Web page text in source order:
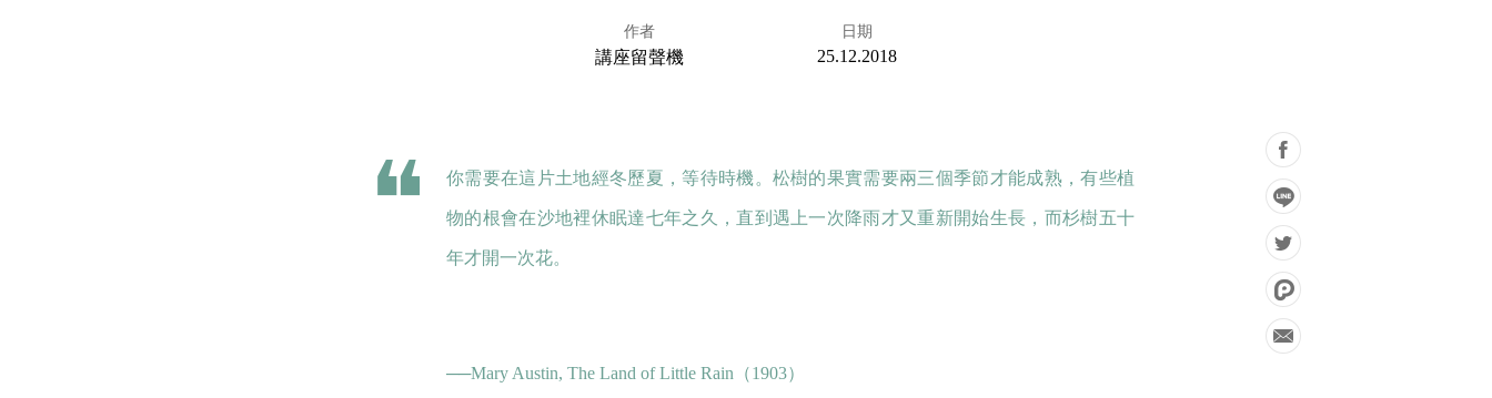
作者
講座留聲機
日期
25.12.2018
你需要在這片土地經冬歷夏，等待時機。松樹的果實需要兩三個季節才能成熟，有些植
物的根會在沙地裡休眠達七年之久，直到遇上一次降雨才又重新開始生長，而杉樹五十
年才開一次花。
──Mary Austin, The Land of Little Rain（1903）